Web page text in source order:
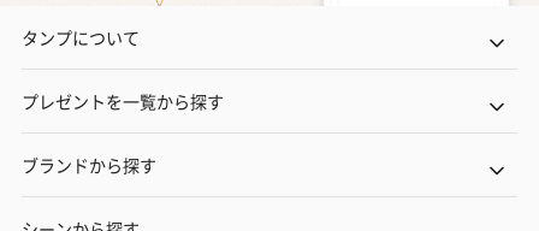
タンプについて
プレゼントを一覧から探す
ブランドから探す